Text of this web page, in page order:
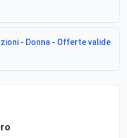
- Donna - Offerte valide